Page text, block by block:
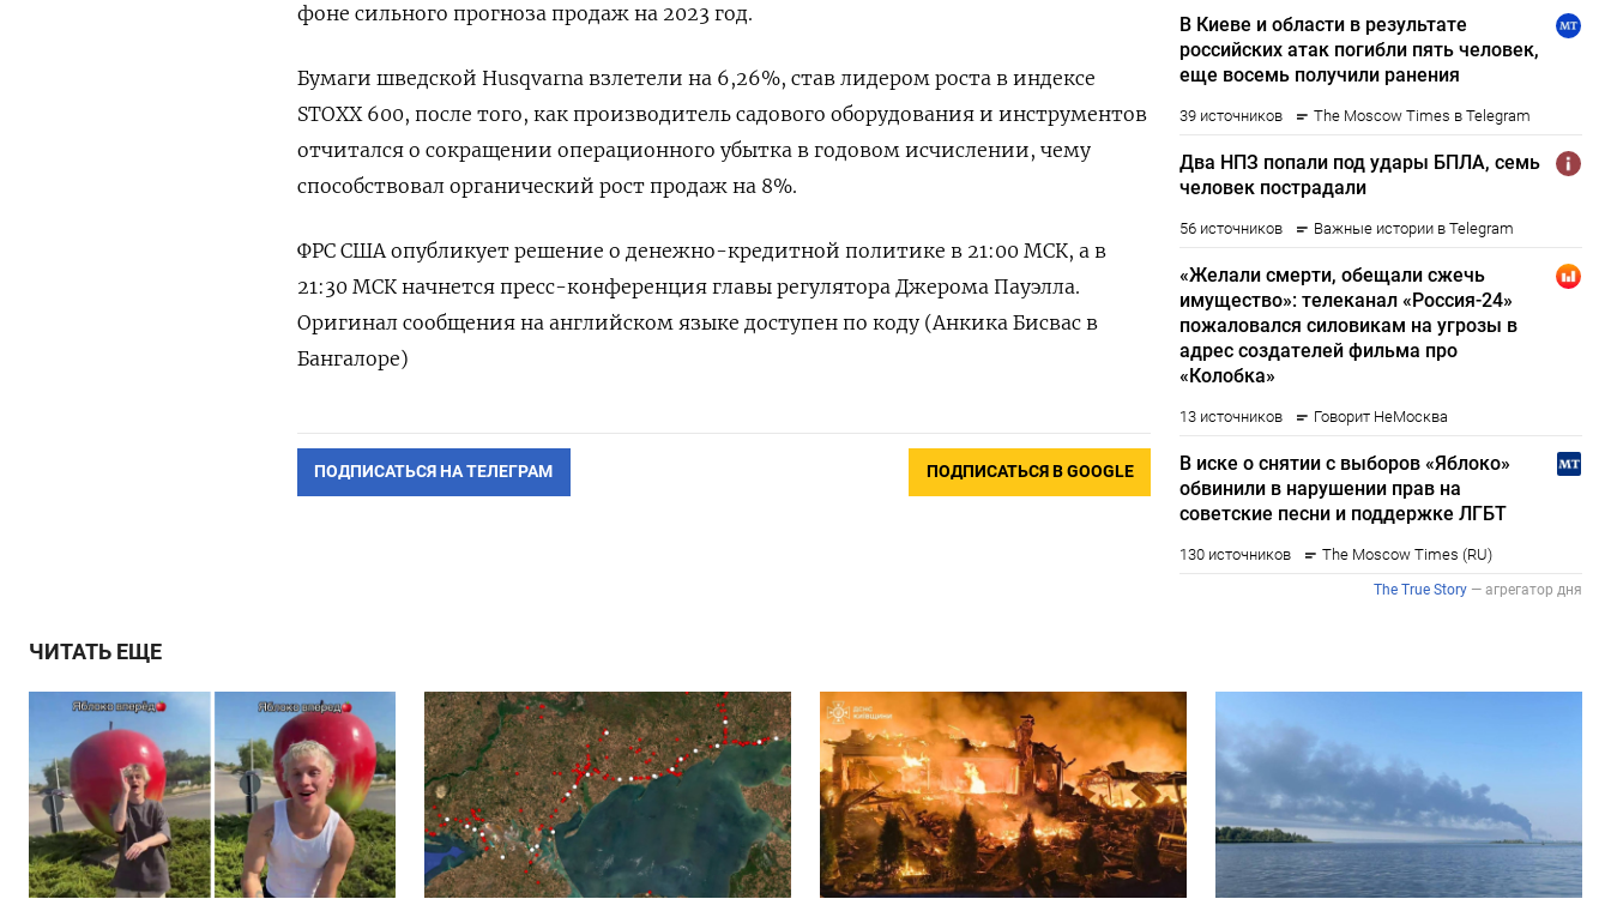
фоне сильного прогноза продаж на 2023 год.
Бумаги шведской Husqvarna взлетели на 6,26%, став лидером роста в индексе
STOXX 600, после того, как производитель садового оборудования и инструментов
отчитался о сокращении операционного убытка в годовом исчислении, чему
способствовал органический рост продаж на 8%.
ФРС США опубликует решение о денежно-кредитной политике в 21:00 МСК, а в
21:30 МСК начнется пресс-конференция главы регулятора Джерома Пауэлла.
Оригинал сообщения на английском языке доступен по коду (Анкика Бисвас в
Бангалоре)
ПОДПИСАТЬСЯ НА ТЕЛЕГРАМ ПОДПИСАТЬСЯ В GOOGLE
ЧИТАТЬ ЕЩЕ